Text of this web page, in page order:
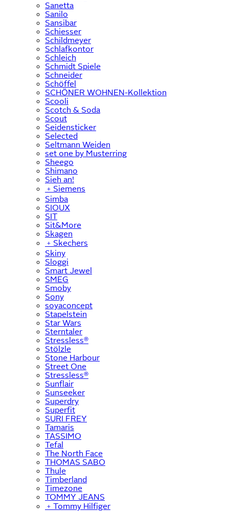
Sanetta
Sanilo
Sansibar
Schiesser
Schildmeyer
Schlafkontor
Schleich
Schmidt Spiele
Schneider
Schöffel
SCHÖNER WOHNEN-Kollektion
Scooli
Scotch & Soda
Scout
Seidensticker
Selected
Seltmann Weiden
set one by Musterring
Sheego
Shimano
Sieh an!
﹢ Siemens
Simba
SIOUX
SIT
Sit&More
Skagen
﹢ Skechers
Skiny
Sloggi
Smart Jewel
SMEG
Smoby
Sony
soyaconcept
Stapelstein
Star Wars
Sterntaler
Stressless®
Stölzle
Stone Harbour
Street One
Stressless®
Sunflair
Sunseeker
Superdry
Superfit
SURI FREY
Tamaris
TASSIMO
Tefal
The North Face
THOMAS SABO
Thule
Timberland
Timezone
TOMMY JEANS
﹢ Tommy Hilfiger